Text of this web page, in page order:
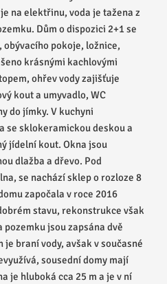
na elektřinu, voda je tažena z
Dům o dispozici 2+1 se
pokoje, ložnice,
krásnými kachlovými
ohřev vody zajišťuje
kout a umyvadlo, WC
do jímky. V kuchyni
se sklokeramickou deskou a
jídelní kout. Okna jsou
dlažba a dřevo. Pod
se nachází sklep o rozloze 8
započala v roce 2016
stavu, rekonstrukce však
pozemku jsou zapsána dvě
braní vody, avšak v současné
sousední domy mají
je hluboká cca 25 m a je v ní